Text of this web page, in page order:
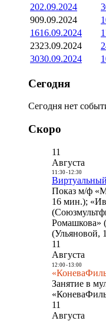
202.09.2024 3
909.09.2024
1616.09.2024
2323.09.2024
3030.09.2024 1
Сегодня
Сегодня нет
Скоро
11
Августа
11:30- 12:30
Показ м/ф
16 мин.);
Ромашкова»
(Ульяновой,
11
Августа
12:00- 13:00
Занятие в
11
Августа